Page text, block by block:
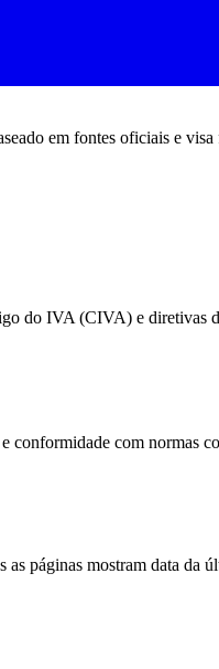
em fontes oficiais e
do IVA (CIVA) e diretivas
conformidade com normas
páginas mostram data da